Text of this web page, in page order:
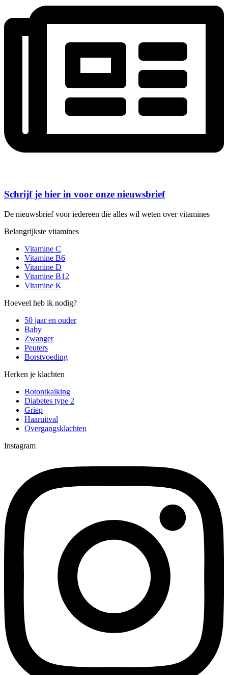
Schrijf je hier in voor onze nieuwsbrief
De nieuwsbrief voor iedereen die alles wil weten over vitamines
Belangrijkste vitamines
Vitamine C
Vitamine B6
Vitamine D
Vitamine B12
Vitamine K
Hoeveel heb ik nodig?
50 jaar en ouder
Baby
Zwanger
Peuters
Borstvoeding
Herken je klachten
Botontkalking
Diabetes type 2
Griep
Haaruitval
Overgangsklachten
Instagram